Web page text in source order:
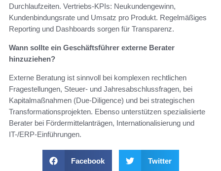
Durchlaufzeiten. Vertriebs-KPIs: Neukundengewinn,
Kundenbindungsrate und Umsatz pro Produkt. Regelmäßiges
Reporting und Dashboards sorgen für Transparenz.
Wann sollte ein Geschäftsführer externe Berater
hinzuziehen?
Externe Beratung ist sinnvoll bei komplexen rechtlichen
Fragestellungen, Steuer- und Jahresabschlussfragen, bei
Kapitalmaßnahmen (Due-Diligence) und bei strategischen
Transformationsprojekten. Ebenso unterstützen spezialisierte
Berater bei Fördermittelanträgen, Internationalisierung und
IT-/ERP-Einführungen.
Facebook Twitter